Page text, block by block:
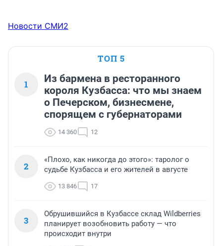
Новости СМИ2
ТОП 5
1
Из бармена в ресторанного
короля Кузбасса: что мы знаем
о Печерском, бизнесмене,
спорящем с губернаторами
14 360 12
2
«Плохо, как никогда до этого»: таролог о
судьбе Кузбасса и его жителей в августе
13 846 17
3
Обрушившийся в Кузбассе склад Wildberries
планирует возобновить работу — что
происходит внутри